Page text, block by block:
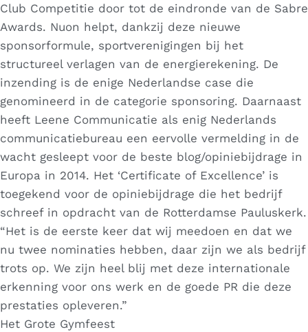
Club Competitie door tot de eindronde van de Sabre
Awards. Nuon helpt, dankzij deze nieuwe
sponsorformule, sportverenigingen bij het
structureel verlagen van de energierekening. De
inzending is de enige Nederlandse case die
genomineerd in de categorie sponsoring. Daarnaast
heeft Leene Communicatie als enig Nederlands
communicatiebureau een eervolle vermelding in de
wacht gesleept voor de beste blog/opiniebijdrage in
Europa in 2014. Het ‘Certificate of Excellence’ is
toegekend voor de opiniebijdrage die het bedrijf
schreef in opdracht van de Rotterdamse Pauluskerk.
“Het is de eerste keer dat wij meedoen en dat we
nu twee nominaties hebben, daar zijn we als bedrijf
trots op. We zijn heel blij met deze internationale
erkenning voor ons werk en de goede PR die deze
prestaties opleveren.”
Het Grote Gymfeest